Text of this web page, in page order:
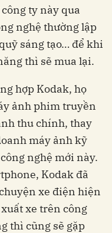
ty này qua
nghệ thường lập
sáng tạo… để khi
thì sẽ mua lại.
hợp Kodak, họ
ảnh phim truyền
thu chính, thay
máy ảnh kỹ
nghệ mới này.
Kodak đã
xe điện hiện
xe trên công
thì cũng sẽ gặp